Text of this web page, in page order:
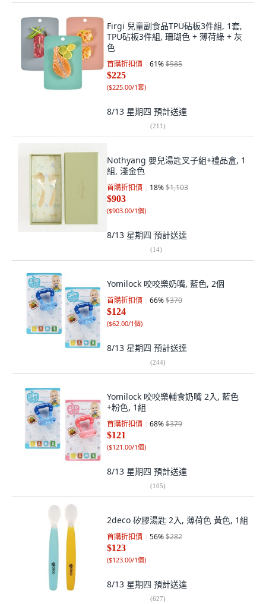
Firgi 兒童副食品TPU砧板3件組, 1套,
TPU砧板3件組, 珊瑚色 + 薄荷綠 + 灰
色
首購折扣價 61%$585
$225
($225.00/1套)
8/13 星期四 預計送達
(211)
Nothyang 嬰兒湯匙叉子組+禮品盒, 1
組, 淺金色
首購折扣價 18%$1,103
$903
($903.00/1個)
8/13 星期四 預計送達
(14)
Yomilock 咬咬樂奶嘴, 藍色, 2個
首購折扣價 66%$370
$124
($62.00/1個)
8/13 星期四 預計送達
(244)
Yomilock 咬咬樂輔食奶嘴 2入, 藍色
+粉色, 1組
首購折扣價 68%$379
$121
($121.00/1個)
8/13 星期四 預計送達
(105)
2deco 矽膠湯匙 2入, 薄荷色 黃色, 1組
首購折扣價 56%$282
$123
($123.00/1個)
8/13 星期四 預計送達
(627)